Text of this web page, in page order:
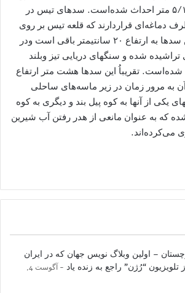
– اولین وبلاگ نویس جهان که در ایران
“رُژن” راجع به زنده یاد
آگوست 4,